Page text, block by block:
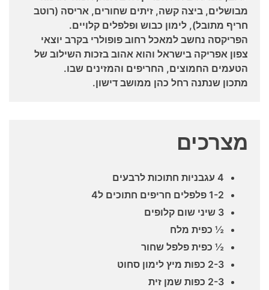
מבושלים, ביצה קשה, זיתים שחורים, אריסה (רוטב
חריף מתובל), לימון כבוש ופלפלים קלויים.
הפריקסה נחשב למאכל רחוב פופולרי בקרב יוצאי
צפון אפריקה בישראל והוא אהוב בזכות השילוב של
הטעמים החמוצים, החריפים והמזינים שבו.
מתכון שנתנה רחל כהן ממושב דישון.
מצרכים
4 עגבניות חתוכות לרבעים
1-2 פלפלים חריפים חתוכים ל4
3 שיני שום קלופים
½ כפית מלח
½ כפית פלפל שחור
2-3 כפות מיץ לימון סחוט
2-3 כפות שמן זית